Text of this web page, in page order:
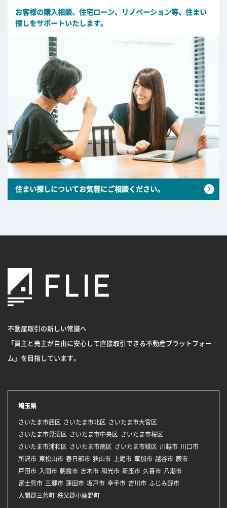
お客様の購入相談、住宅ローン、リノベーション等、住まい
探しをサポートいたします。
住まい探しについてお気軽にご相談ください。
不動産取引の新しい常識へ
「買主と売主が自由に安心して直接取引できる不動産プラットフォー
ム」を目指しています。
埼玉県
さいたま市西区 さいたま市北区
さいたま市大宮区
さいたま市見沼区
さいたま市中央区
さいたま市桜区
さいたま市浦和区
さいたま市南区 さいたま市緑区 川越市 川口市
所沢市 東松山市 春日部市 狭山市 上尾市 草加市 越谷市 蕨市
戸田市 入間市 朝霞市 志木市 和光市 新座市 久喜市 八潮市
富士見市 三郷市 蓮田市 坂戸市 幸手市 吉川市 ふじみ野市
入間郡三芳町 秩父郡小鹿野町